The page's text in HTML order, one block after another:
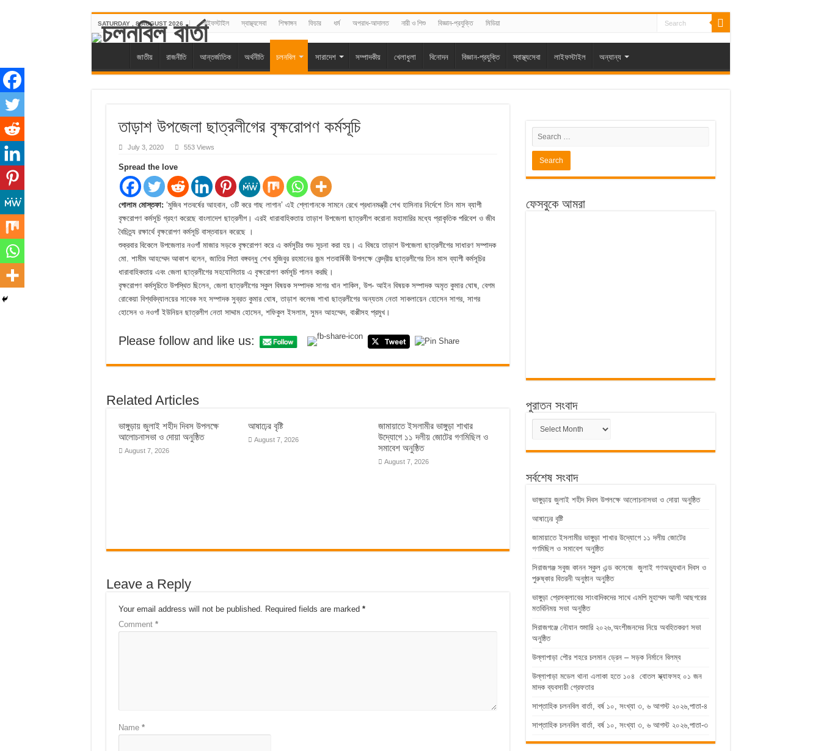
SATURDAY , 8 AUGUST 2026 লাইফস্টাইল স্বাস্থ্যসেবা শিক্ষাঙ্গন ফিচার ধর্ম অপরাধ-আদালত নারী ও শিশু বিজ্ঞান-প্রযুক্তি মিডিয়া
জাতীয় রাজনীতি আন্তর্জাতিক অর্থনীতি চলনবিল সারাদেশ সম্পাদকীয় খেলাধুলা বিনোদন বিজ্ঞান-প্রযুক্তি স্বাস্থ্যসেবা লাইফস্টাইল অন্যান্য
তাড়াশ উপজেলা ছাত্রলীগের বৃক্ষরোপণ কর্মসূচি
July 3, 2020 553 Views
Spread the love
গোলাম মোস্তফা: ‘মুজিব শতবর্ষের আহবান, ৩টি করে গাছ লাগান’ এই শ্লোগানকে সামনে রেখে প্রধানমন্ত্রী শেখ হাসিনার নির্দেশে তিন মাস ব্যাপী
বৃক্ষরোপণ কর্মসূচি গ্রহণ করেছে বাংলাদেশ ছাত্রলীগ। এরই ধারাবাহিকতায় তাড়াশ উপজেলা ছাত্রলীগ করোনা মহামারির মধ্যে প্রাকৃতিক পরিবেশ ও জীব
বৈচিত্র্য রক্ষার্থে বৃক্ষরোপণ কর্মসূচি বাস্তবায়ন করেছে ।
শুক্রবার বিকেলে উপজেলার নওগাঁ মাজার সড়কে বৃক্ষরোপণ করে এ কর্মসুচীর শুভ সূচনা করা হয়। এ বিষয়ে তাড়াশ উপজেলা ছাত্রলীগের সাধারণ সম্পাদক
মো. শামীম আহম্মেদ আকাশ বলেন, জাতির পিতা বঙ্গবন্ধু শেখ মুজিবুর রহমানের জন্ম শতবার্ষিকী উপলক্ষে কেন্দ্রীয় ছাত্রলীগের তিন মাস ব্যাপী কর্মসূচির
ধারাবাহিকতায় এবং জেলা ছাত্রলীগের সহযোগিতায় এ বৃক্ষরোপণ কর্মসূচি পালন করছি।
বৃক্ষরোপণ কর্মসূচিতে উপস্থিত ছিলেন, জেলা ছাত্রলীগের স্কুল বিষয়ক সম্পাদক সাগর খান শাকিল, উপ- আইন বিষয়ক সম্পাদক অমৃত কুমার ঘোষ, বেগম
রোকেয়া বিশ্ববিদ্যালয়ের সাবেক সহ সম্পাদক সুব্রত কুমার ঘোষ, তাড়াশ কলেজ শাখা ছাত্রলীগের অন্যতম নেতা সাকলায়েন হোসেন সাগর, সাগর
হোসেন ও নওগাঁ ইউনিয়ন ছাত্রলীগ নেতা সাদ্দাম হোসেন, শফিকুল ইসলাম, সুমন আহম্মেদ, বাপ্পীসহ প্রমুখ।
Please follow and like us:
Related Articles
ভাঙ্গুড়ায় জুলাই শহীদ দিবস উপলক্ষে
আলোচনাসভা ও দোয়া অনুষ্ঠিত
August 7, 2026
আষাঢ়ের বৃষ্টি
August 7, 2026
জামায়াতে ইসলামীর ভাঙ্গুড়া শাখার
উদ্যোগে ১১ দলীয় জোটের গণমিছিল ও
সমাবেশ অনুষ্ঠিত
August 7, 2026
Leave a Reply
Your email address will not be published. Required fields are marked *
Comment *
Name *
ফেসবুকে আমরা
পুরাতন সংবাদ
পুরাতন
সংবাদ
সর্বশেষ সংবাদ
ভাঙ্গুড়ায় জুলাই শহীদ দিবস উপলক্ষে আলোচনাসভা ও দোয়া অনুষ্ঠিত
আষাঢ়ের বৃষ্টি
জামায়াতে ইসলামীর ভাঙ্গুড়া শাখার উদ্যোগে ১১ দলীয় জোটের
গণমিছিল ও সমাবেশ অনুষ্ঠিত
সিরাজগঞ্জ সবুজ কানন স্কুল এন্ড কলেজে জুলাই গণঅভ্যুথান দিবস ও
পুরুষ্কার বিতরনী অনুষ্ঠান অনুষ্ঠিত
ভাঙ্গুড়া প্রেসক্লাবের সাংবাদিকদের সাথে এমপি মুহাম্মদ আলী আছগরের
মতবিনিময় সভা অনুষ্ঠিত
সিরাজগঞ্জে নৌযান শুমারি ২০২৬,অংশীজনদের নিয়ে অবহিতকরণ সভা
অনুষ্ঠিত
উল্লাপাড়া পৌর শহরে চলমান ড্রেন – সড়ক নির্মানে বিলম্ব
উল্লাপাড়া মডেল থানা এলাকা হতে ১০৪ বোতল স্ক্যাফসহ ০১ জন
মাদক ব্যবসায়ী গ্রেফতার
সাপ্তাহিক চলনবিল বার্তা, বর্ষ ১০, সংখ্যা ৩, ৬ আগস্ট ২০২৬,পাতা-৪
সাপ্তাহিক চলনবিল বার্তা, বর্ষ ১০, সংখ্যা ৩, ৬ আগস্ট ২০২৬,পাতা-৩